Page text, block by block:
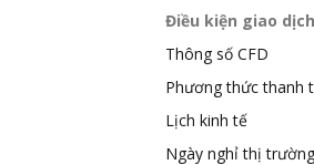
Điều kiện giao dịch
Thông số CFD
Phương thức thanh
Lịch kinh tế
Ngày nghỉ thị trường